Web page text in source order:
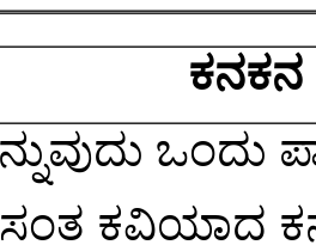
ಕನಕನ
ಕವಿಯಾದ